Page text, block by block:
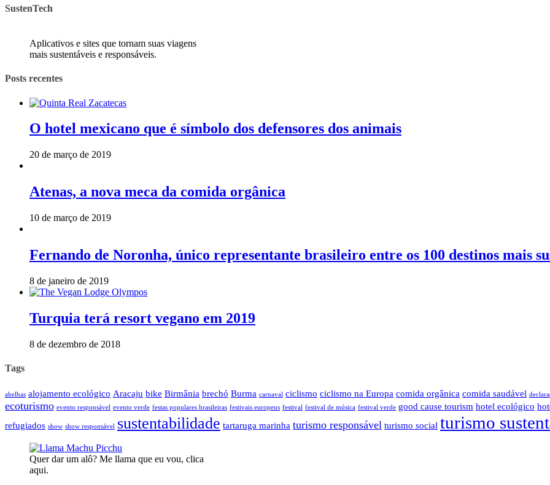
SustenTech
Aplicativos e sites que tornam suas viagens
mais sustentáveis e responsáveis.
Posts recentes
O hotel mexicano que é símbolo dos defensores dos animais
20 de março de 2019
Atenas, a nova meca da comida orgânica
10 de março de 2019
Fernando de Noronha, único representante brasileiro entre os 100 destinos mais
8 de janeiro de 2019
Turquia terá resort vegano em 2019
8 de dezembro de 2018
Tags
abelhas alojamento ecológico Aracaju bike Birmânia brechó Burma carnaval ciclismo ciclismo na Europa comida orgânica comida saudável
ecoturismo evento responsável evento verde festas populares brasileiras festivais europeus festival festival de música festival verde good cause tourism hotel ecológico
refugiados show show responsável sustentabilidade tartaruga marinha turismo responsável turismo social turismo
Quer dar um alô? Me llama que eu vou, clica
aqui.